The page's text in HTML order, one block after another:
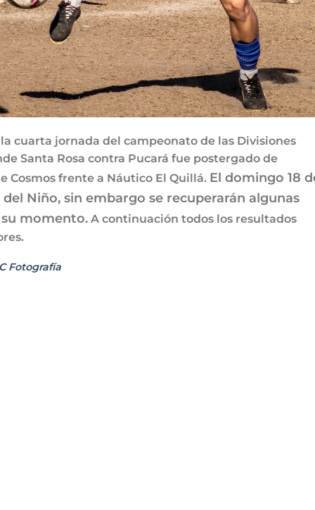
cuarta jornada del campeonato de las Divisiones
Santa Rosa contra Pucará fue postergado de
Cosmos frente a Náutico El Quillá. El domingo 18
Niño, sin embargo se recuperarán algunas
momento. A continuación todos los resultados
Fotografía